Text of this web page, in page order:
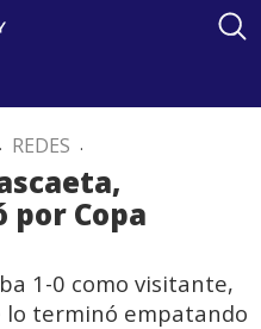
. REDES .
por Copa
1-0 como visitante,
lo terminó empatando